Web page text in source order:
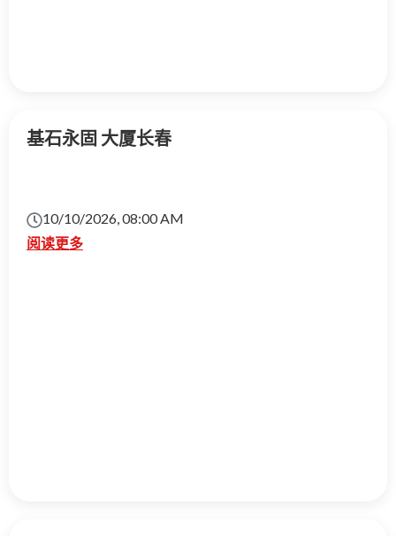
基石永固 大厦长春
10/10/2026, 08:00 AM
阅读更多